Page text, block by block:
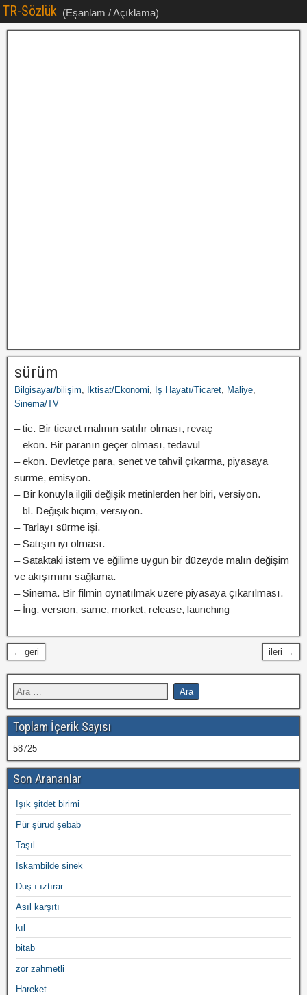
TR-Sözlük (Eşanlam / Açıklama)
sürüm
Bilgisayar/bilişim, İktisat/Ekonomi, İş Hayatı/Ticaret, Maliye,
Sinema/TV
– tic. Bir ticaret malının satılır olması, revaç
– ekon. Bir paranın geçer olması, tedavül
– ekon. Devletçe para, senet ve tahvil çıkarma, piyasaya
sürme, emisyon.
– Bir konuyla ilgili değişik metinlerden her biri, versiyon.
– bl. Değişik biçim, versiyon.
– Tarlayı sürme işi.
– Satışın iyi olması.
– Sataktaki istem ve eğilime uygun bir düzeyde malın değişim
ve akışımını sağlama.
– Sinema. Bir filmin oynatılmak üzere piyasaya çıkarılması.
– İng. version, same, morket, release, launching
← geri ileri →
Toplam İçerik Sayısı
58725
Son Arananlar
Işık şitdet birimi
Pür şürud şebab
Taşıl
İskambilde sinek
Duş ı ıztırar
Asıl karşıtı
kıl
bitab
zor zahmetli
Hareket